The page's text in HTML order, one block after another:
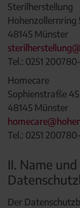
Sterilherstellung
Hohenzollernring
48145 Münster
Tel.: 0251
Homecare
Sophienstraße 45
48145 Münster
Tel.: 0251
II. Name
Der